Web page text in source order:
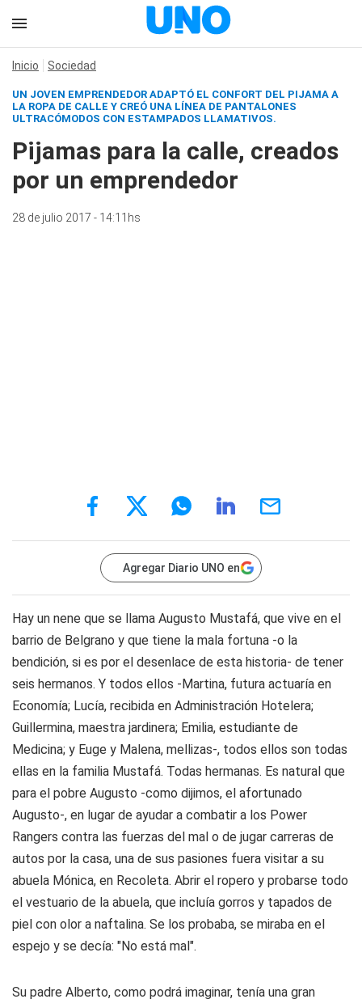
Inicio Sociedad
UN JOVEN EMPRENDEDOR ADAPTÓ EL CONFORT DEL PIJAMA A
LA ROPA DE CALLE Y CREÓ UNA LÍNEA DE PANTALONES
ULTRACÓMODOS CON ESTAMPADOS LLAMATIVOS.
Pijamas para la calle, creados
por un emprendedor
28 de julio 2017 - 14:11hs
Agregar Diario UNO en
Hay un nene que se llama Augusto Mustafá, que vive en el
barrio de Belgrano y que tiene la mala fortuna -o la
bendición, si es por el desenlace de esta historia- de tener
seis hermanos. Y todos ellos -Martina, futura actuaría en
Economía; Lucía, recibida en Administración Hotelera;
Guillermina, maestra jardinera; Emilia, estudiante de
Medicina; y Euge y Malena, mellizas-, todos ellos son todas
ellas en la familia Mustafá. Todas hermanas. Es natural que
para el pobre Augusto -como dijimos, el afortunado
Augusto-, en lugar de ayudar a combatir a los Power
Rangers contra las fuerzas del mal o de jugar carreras de
autos por la casa, una de sus pasiones fuera visitar a su
abuela Mónica, en Recoleta. Abrir el ropero y probarse todo
el vestuario de la abuela, que incluía gorros y tapados de
piel con olor a naftalina. Se los probaba, se miraba en el
espejo y se decía: "No está mal".
Su padre Alberto, como podrá imaginar, tenía una gran